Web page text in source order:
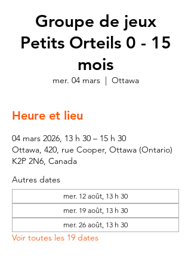
Groupe de jeux
Petits Orteils 0 - 15
mois
mer. 04 mars
  |
Ottawa
Heure et lieu
04 mars 2026, 13 h 30 – 15 h 30
Ottawa, 420, rue Cooper, Ottawa (Ontario)
K2P 2N6, Canada
Autres dates
mer. 12 août, 13 h 30
mer. 19 août, 13 h 30
mer. 26 août, 13 h 30
Voir toutes les 19 dates